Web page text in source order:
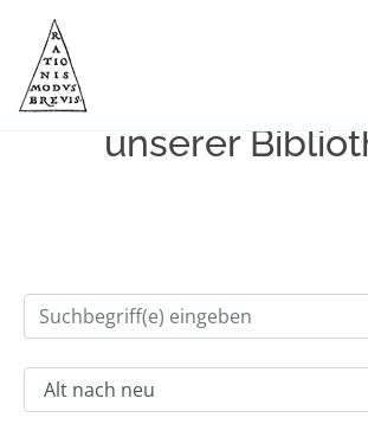
Einfache Suche im
unserer